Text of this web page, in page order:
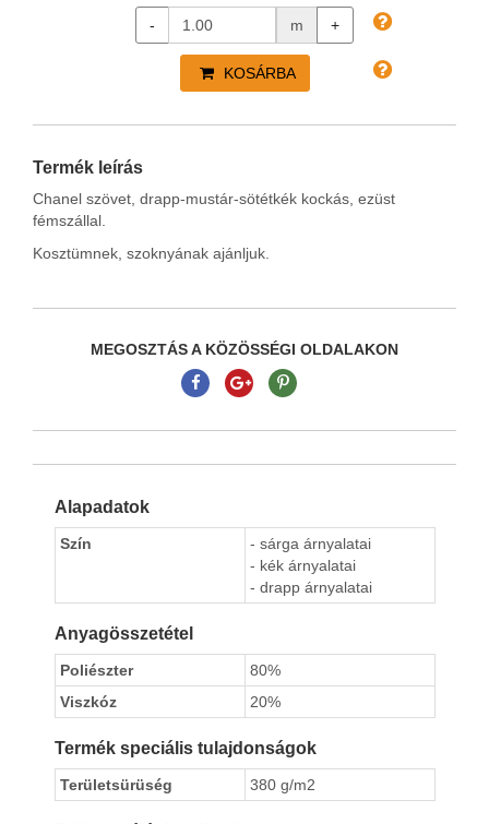
- m +
KOSÁRBA
Termék leírás
Chanel szövet, drapp-mustár-sötétkék kockás, ezüst
fémszállal.
Kosztümnek, szoknyának ajánljuk.
MEGOSZTÁS A KÖZÖSSÉGI OLDALAKON
Alapadatok
Szín
- sárga árnyalatai
- kék árnyalatai
- drapp árnyalatai
Anyagösszetétel
Poliészter
80%
Viszkóz
20%
Termék speciális tulajdonságok
Területsürüség 380 g/m2